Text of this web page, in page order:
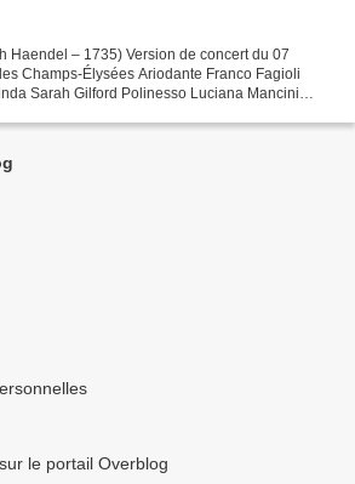
Haendel – 1735) Version de concert du 07
Champs-Élysées Ariodante Franco Fagioli
Sarah Gilford Polinesso Luciana Mancini
le portail Overblog